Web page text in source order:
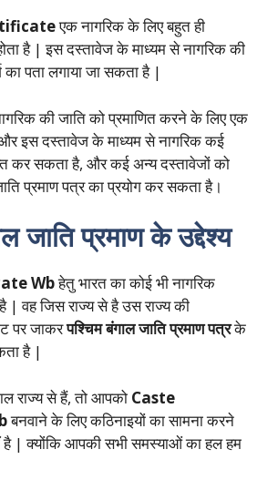
एक नागरिक के लिए बहुत ही
है | इस दस्तावेज के माध्यम से नागरिक की
पता लगाया जा सकता है |
की जाति को प्रमाणित करने के लिए एक
इस दस्तावेज के माध्यम से नागरिक कई
कर सकता है, और कई अन्य दस्तावेजों को
प्रमाण पत्र का प्रयोग कर सकता है।
जाति प्रमाणके उद्देश्य
Wbहेतु भारत का कोई भी नागरिक
वह जिस राज्य से है उस राज्य की
पर जाकरपश्चिम बंगाल जाति प्रमाण पत्रके
है |
राज्य से हैं, तो आपको Caste
बनवाने के लिए कठिनाइयों का सामना करने
| क्योंकि आपकी सभी समस्याओं का हल हम